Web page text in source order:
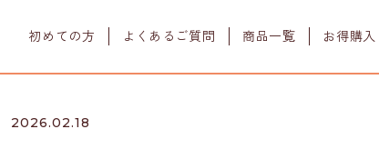
初めての方 よくあるご質問 商品一覧 お得購入
2026.02.18